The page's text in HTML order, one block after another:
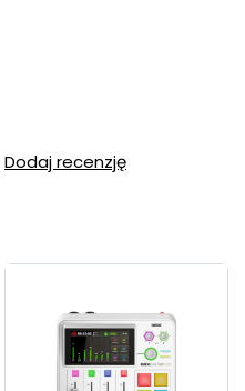
Dodaj recenzję